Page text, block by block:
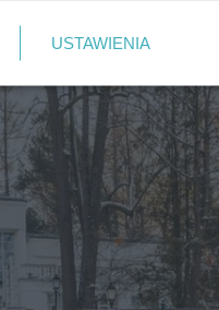
atrakcji. Zimą
USTAWIENIA